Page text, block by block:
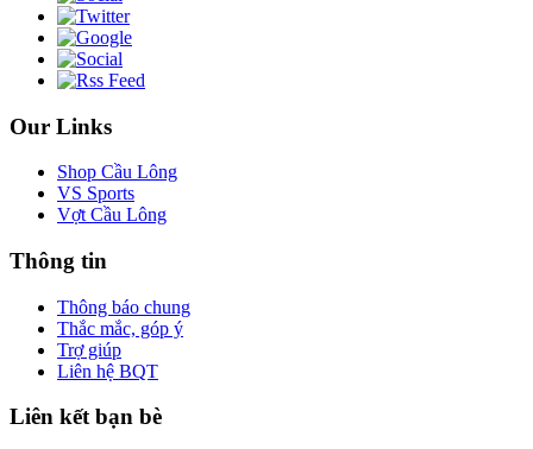
Our Links
Shop Cầu Lông
VS Sports
Vợt Cầu Lông
Thông tin
Thông báo chung
Thắc mắc, góp ý
Trợ giúp
Liên hệ BQT
Liên kết bạn bè